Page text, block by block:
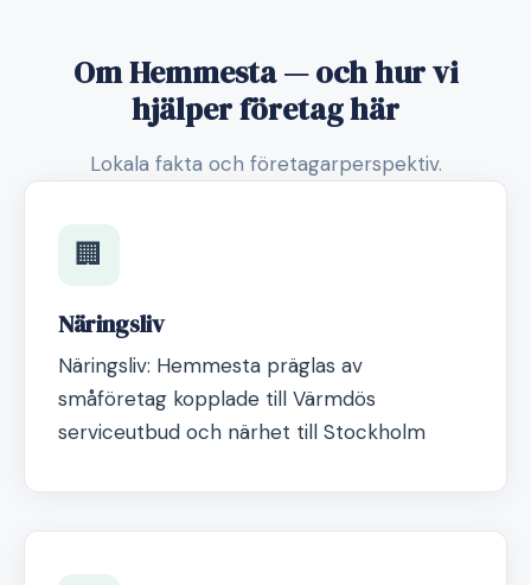
Om Hemmesta — och hur vi
hjälper företag här
Lokala fakta och företagarperspektiv.
🏢
Näringsliv
Näringsliv: Hemmesta präglas av
småföretag kopplade till Värmdös
serviceutbud och närhet till Stockholm